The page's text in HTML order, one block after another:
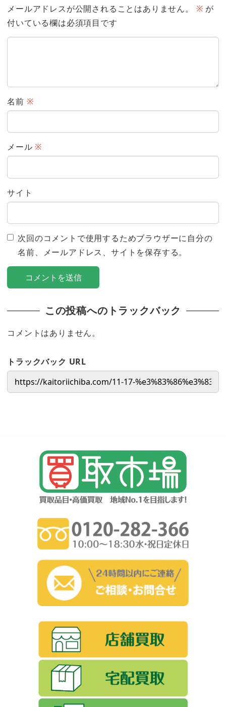
メールアドレスが公開されることはありません。 ※ が
付いている欄は必須項目です
名前 ※
メール ※
サイト
次回のコメントで使用するためブラウザーに自分の
名前、メールアドレス、サイトを保存する。
この投稿へのトラックバック
コメントはありません。
トラックバック URL